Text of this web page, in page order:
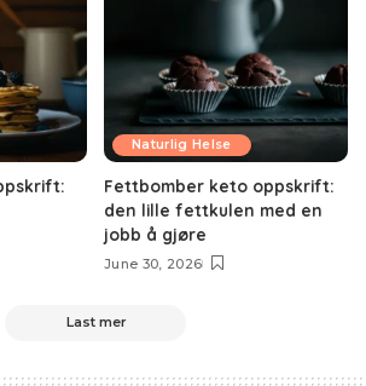
Naturlig Helse
Fettbomber keto oppskrift:
den lille fettkulen med en
jobb å gjøre
June 30, 2026
Last mer